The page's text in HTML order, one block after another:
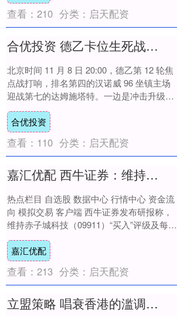
查看： 210 分类： 启天配资
合优投资 德乙卡位生死战！汉诺威主场冲 4？达姆施塔 5 后卫锁喉反击
北京时间 11 月 8 日 20:00，德乙第 12 轮焦
点战打响，排名第四的汉诺威 96 坐镇主场
迎战第七的达姆施塔特。一边是冲击升级区
的主场劲旅，一边是防守....
合优投资
查看： 110 分类： 启天配资
嘉汇优配 西牛证券：维持赤子城科技“买入”评级 目标价132港元
热点栏目 自选股 数据中心 行情中心 资金流
向 模拟交易 客户端 西牛证券发布研报称，
维持赤子城科技（09911）“买入”评级及每股
13.20港元目标价，反映对....
嘉汇优配
查看： 213 分类： 启天配资
立盟策略 唱衰香港的滥调可休矣！